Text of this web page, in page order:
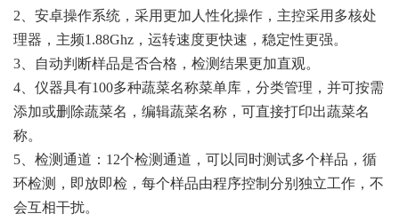
2、安卓操作系统，采用更加人性化操作，主控采用多核处
理器，主频1.88Ghz，运转速度更快速，稳定性更强。
3、自动判断样品是否合格，检测结果更加直观。
4、仪器具有100多种蔬菜名称菜单库，分类管理，并可按需
添加或删除蔬菜名，编辑蔬菜名称，可直接打印出蔬菜名
称。
5、检测通道：12个检测通道，可以同时测试多个样品，循
环检测，即放即检，每个样品由程序控制分别独立工作，不
会互相干扰。